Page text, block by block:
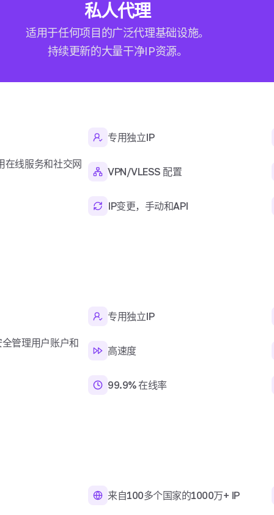
私人代理
适用于任何项目的广泛代理基础设施。
持续更新的大量干净IP资源。
在线服务和社交网
专用独立IP
VPN/VLESS 配置
IP变更，手动和API
管理用户账户和
专用独立IP
高速度
99.9% 在线率
来自100多个国家的1000万+ IP